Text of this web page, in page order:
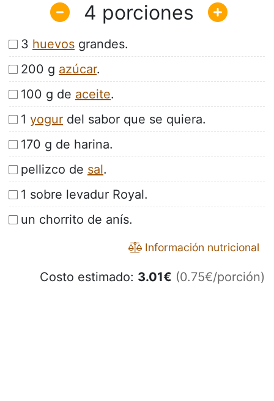
4
3 huevos grandes.
200 g azúcar.
100 g de aceite.
1 yogur del sabor que se quiera.
170 g de harina.
pellizco de sal.
1 sobre levadur Royal.
un chorrito de anís.
Información nutricional
Costo estimado: 3.01€ (0.75€/porción)